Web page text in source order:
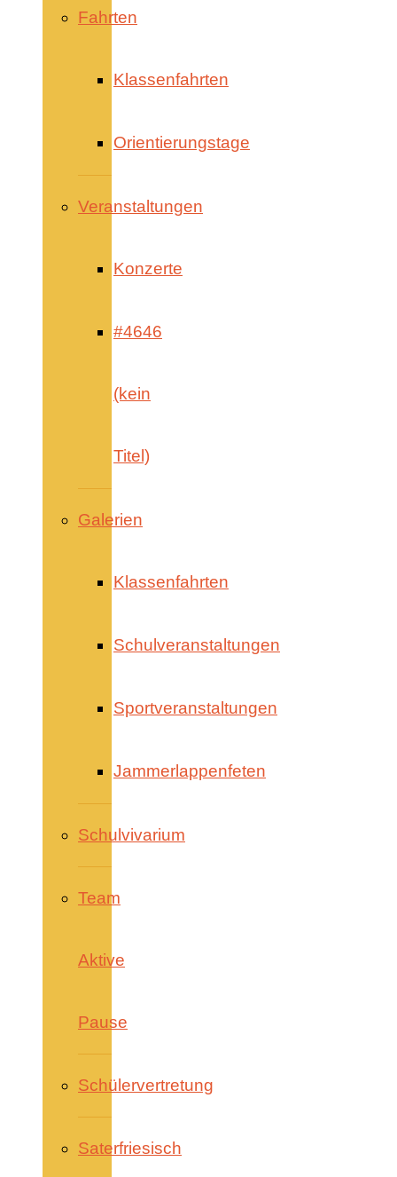
Fahrten
Klassenfahrten
Orientierungstage
Veranstaltungen
Konzerte
#4646
(kein
Titel)
Galerien
Klassenfahrten
Schulveranstaltungen
Sportveranstaltungen
Jammerlappenfeten
Schulvivarium
Team
Aktive
Pause
Schülervertretung
Saterfriesisch